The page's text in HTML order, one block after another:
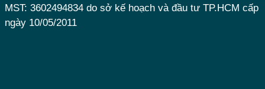
MST: 3602494834 do sở kế hoạch và đầu tư TP.HCM cấp
ngày 10/05/2011